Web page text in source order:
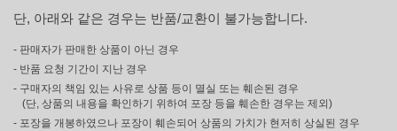
단, 아래와 같은 경우는 반품/교환이 불가능합니다.
- 판매자가 판매한 상품이 아닌 경우
- 반품 요청 기간이 지난 경우
- 구매자의 책임 있는 사유로 상품 등이 멸실 또는 훼손된 경우
(단, 상품의 내용을 확인하기 위하여 포장 등을 훼손한 경우는 제외)
- 포장을 개봉하였으나 포장이 훼손되어 상품의 가치가 현저히 상실된 경우